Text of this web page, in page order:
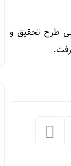
طرح تحقیق و